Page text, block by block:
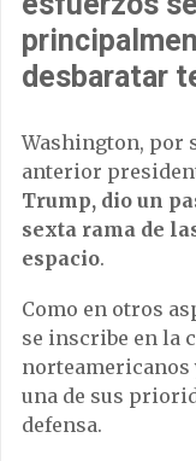
desbaratar
Washington, por
anterior
Trump, dio un
sexta rama de
espacio.
Como en otros
se inscribe en la
norteamericanos
una de sus
defensa.